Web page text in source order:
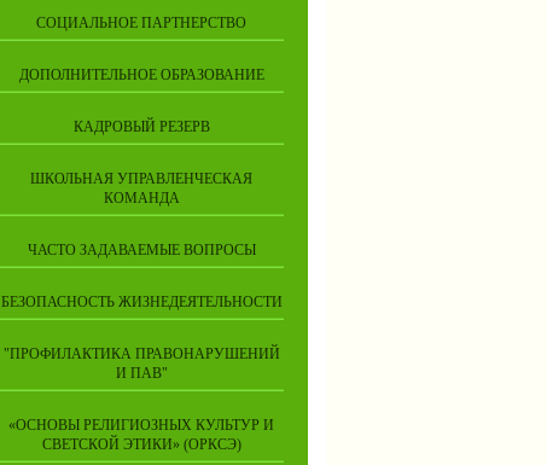
СОЦИАЛЬНОЕ ПАРТНЕРСТВО
ДОПОЛНИТЕЛЬНОЕ ОБРАЗОВАНИЕ
КАДРОВЫЙ РЕЗЕРВ
ШКОЛЬНАЯ УПРАВЛЕНЧЕСКАЯ
КОМАНДА
ЧАСТО ЗАДАВАЕМЫЕ ВОПРОСЫ
БЕЗОПАСНОСТЬ ЖИЗНЕДЕЯТЕЛЬНОСТИ
"ПРОФИЛАКТИКА ПРАВОНАРУШЕНИЙ
И ПАВ"
«ОСНОВЫ РЕЛИГИОЗНЫХ КУЛЬТУР И
СВЕТСКОЙ ЭТИКИ» (ОРКСЭ)